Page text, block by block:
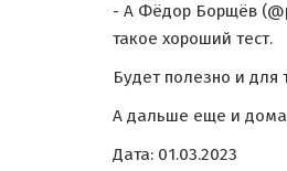
- А Фёдор Борщёв
такое хороший тест.
Будет полезно и для
А дальше еще и
Дата: 01.03.2023